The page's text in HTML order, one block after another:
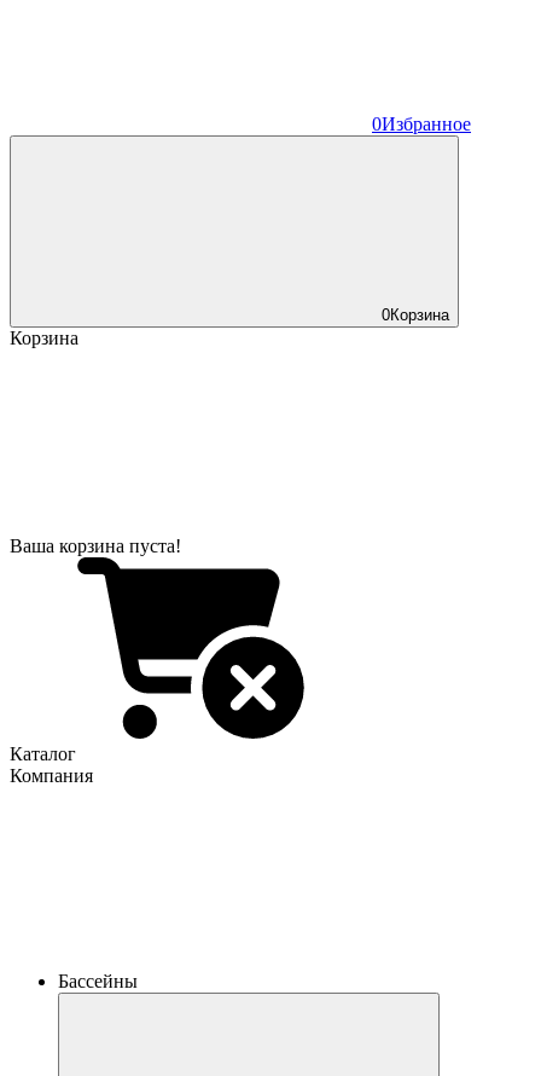
0Избранное
0Корзина
Корзина
Ваша корзина пуста!
Каталог
Компания
Бассейны